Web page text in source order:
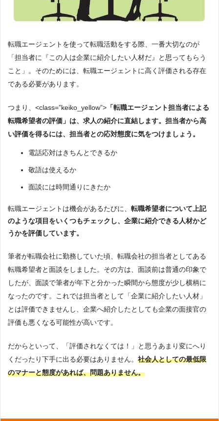
転職エージェントを使って転職活動をする際、一番大切なのが
「担当者に『この人は企業に紹介したい人材だ』と思ってもらう
こと」。そのためには、転職エージェントに高く評価される存在
である必要があります。
つまり、<class=”keiko_yellow”> 「転職エージェント担当者による
転職希望者の評価」は、求人の紹介に直結します。担当者から高
い評価を得るには、担当者との応対態度に気をつけましょう。
電話応対はきちんとできるか
敬語は使えるか
面談には時間通りにきたか
転職エージェントは機会があるたびに、 転職希望者について上記
のような項目をいくつもチェックし、企業に紹介できる人材かど
うかを評価しています。
筆者が転職会社に勤務していた頃、転職会社の担当者としてある
転職希望者と面談をしました。その方は、面談前は普通の印象で
したが、面談で筆者が年下と分かった瞬間から態度が少し横柄に
なったのです。これでは担当者として「企業に紹介したい人材」
とは評価できませんし、企業へ紹介したとしても企業の面接官の
評価も悪くなる可能性が高いです。
だからといって、「評価されなくては！」と思うあまり変にへり
くだったり下手に出る必要はありません。 社会人としての最低限
のマナーと態度があれば、問題ありません。